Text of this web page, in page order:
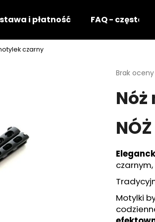
i płatność FAQ - częste
czarny
Średnia
produktu
wynosi
na
Brak oceny
Motylki
Czego szukasz?